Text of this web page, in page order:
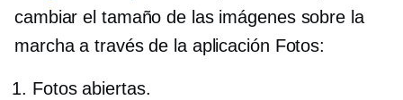
cambiar el tamaño de las imágenes sobre la
marcha a través de la aplicación Fotos:
Fotos abiertas.